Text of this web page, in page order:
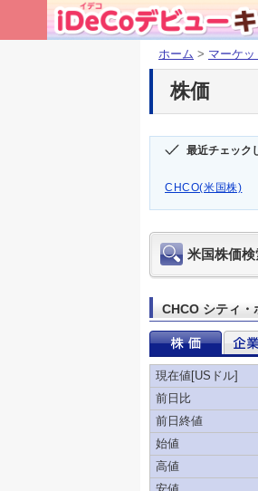
ホーム > マーケッ
株価
最近チェック
CHCO(米国株)